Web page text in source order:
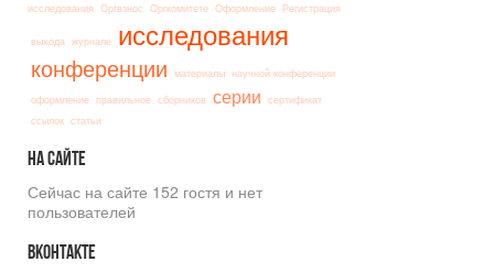
исследования Оргвзнос Оргкомитете Оформление Регистрация
выхода журнале исследования
конференции материалы научной конференции
оформление правильное сборников серии сертификат
ссылок статьи
Насайте
Сейчас на сайте 152 гостя и нет
пользователей
Вконтакте